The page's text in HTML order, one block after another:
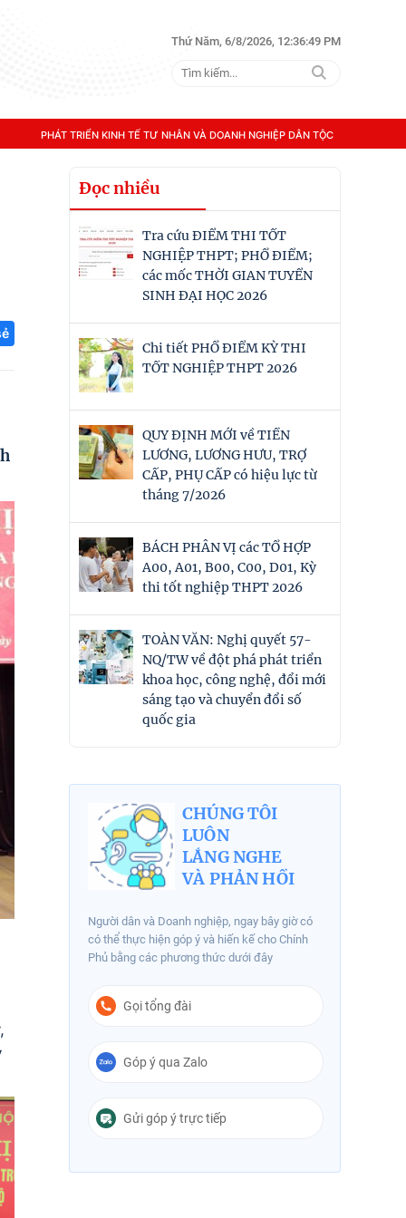
Thứ Năm, 6/8/2026, 12:36:51 PM
PHÁT TRIỂN KINH TẾ TƯ NHÂN VÀ DOANH NGHIỆP DÂN TỘC
Đọc nhiều
Tra cứu ĐIỂM THI TỐT
NGHIỆP THPT; PHỔ ĐIỂM;
các mốc THỜI GIAN TUYỂN
SINH ĐẠI HỌC 2026
Chi tiết PHỔ ĐIỂM KỲ THI
TỐT NGHIỆP THPT 2026
QUY ĐỊNH MỚI về TIỀN
LƯƠNG, LƯƠNG HƯU, TRỢ
CẤP, PHỤ CẤP có hiệu lực từ
tháng 7/2026
BÁCH PHÂN VỊ các TỔ HỢP
A00, A01, B00, C00, D01, Kỳ
thi tốt nghiệp THPT 2026
TOÀN VĂN: Nghị quyết 57-
NQ/TW về đột phá phát triển
khoa học, công nghệ, đổi mới
sáng tạo và chuyển đổi số
quốc gia
CHÚNG TÔI
LUÔN
LẮNG NGHE
VÀ PHẢN HỒI
Người dân và Doanh nghiệp, ngay bây giờ có
có thể thực hiện góp ý và hiến kế cho Chính
Phủ bằng các phương thức dưới đây
Gọi tổng đài
Góp ý qua Zalo
Gửi góp ý trực tiếp